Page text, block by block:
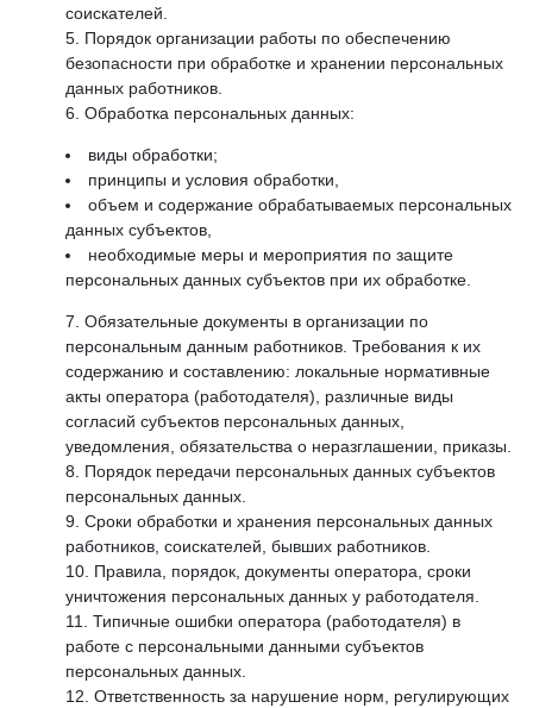
соискателей.
Порядок организации работы по обеспечению
безопасности при обработке и хранении персональных
данных работников.
Обработка персональных данных:
виды обработки;
принципы и условия обработки,
объем и содержание обрабатываемых персональных
данных субъектов,
необходимые меры и мероприятия по защите
персональных данных субъектов при их обработке.
Обязательные документы в организации по
персональным данным работников. Требования к их
содержанию и составлению: локальные нормативные
акты оператора (работодателя), различные виды
согласий субъектов персональных данных,
уведомления, обязательства о неразглашении, приказы.
Порядок передачи персональных данных субъектов
персональных данных.
Сроки обработки и хранения персональных данных
работников, соискателей, бывших работников.
Правила, порядок, документы оператора, сроки
уничтожения персональных данных у работодателя.
Типичные ошибки оператора (работодателя) в
работе с персональными данными субъектов
персональных данных.
Ответственность за нарушение норм, регулирующих